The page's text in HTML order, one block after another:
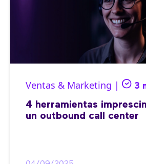
Ventas & Marketing | 3
4 herramientas
un outbound call center